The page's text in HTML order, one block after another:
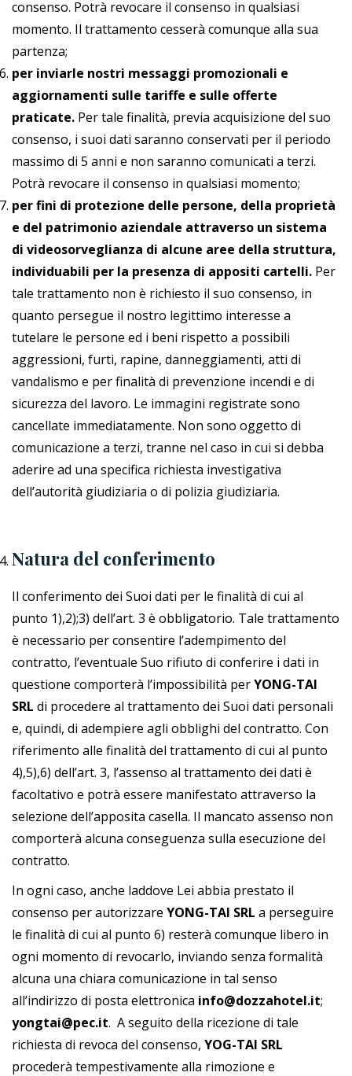
consenso. Potrà revocare il consenso in qualsiasi
momento. Il trattamento cesserà comunque alla sua
partenza;
per inviarle nostri messaggi promozionali e
aggiornamenti sulle tariffe e sulle offerte
praticate. Per tale finalità, previa acquisizione del suo
consenso, i suoi dati saranno conservati per il periodo
massimo di 5 anni e non saranno comunicati a terzi.
Potrà revocare il consenso in qualsiasi momento;
per fini di protezione delle persone, della proprietà
e del patrimonio aziendale attraverso un sistema
di videosorveglianza di alcune aree della struttura,
individuabili per la presenza di appositi cartelli. Per
tale trattamento non è richiesto il suo consenso, in
quanto persegue il nostro legittimo interesse a
tutelare le persone ed i beni rispetto a possibili
aggressioni, furti, rapine, danneggiamenti, atti di
vandalismo e per finalità di prevenzione incendi e di
sicurezza del lavoro. Le immagini registrate sono
cancellate immediatamente. Non sono oggetto di
comunicazione a terzi, tranne nel caso in cui si debba
aderire ad una specifica richiesta investigativa
dell’autorità giudiziaria o di polizia giudiziaria.
Natura del conferimento
Il conferimento dei Suoi dati per le finalità di cui al
punto 1),2);3) dell’art. 3 è obbligatorio. Tale trattamento
è necessario per consentire l’adempimento del
contratto, l’eventuale Suo rifiuto di conferire i dati in
questione comporterà l’impossibilità perYONG-TAI
SRL di procedere al trattamento dei Suoi dati personali
e, quindi, di adempiere agli obblighi del contratto. Con
riferimento alle finalità del trattamento di cui al punto
4),5),6) dell’art. 3, l’assenso al trattamento dei dati è
facoltativo e potrà essere manifestato attraverso la
selezione dell’apposita casella. Il mancato assenso non
comporterà alcuna conseguenza sulla esecuzione del
contratto.
In ogni caso, anche laddove Lei abbia prestato il
consenso per autorizzare YONG-TAI SRL a perseguire
le finalità di cui al punto 6) resterà comunque libero in
ogni momento di revocarlo, inviando senza formalità
alcuna una chiara comunicazione in tal senso
all’indirizzo di posta elettronica info@dozzahotel.it;
yongtai@pec.it. A seguito della ricezione di tale
richiesta di revoca del consenso, YOG-TAI SRL
procederà tempestivamente alla rimozione e